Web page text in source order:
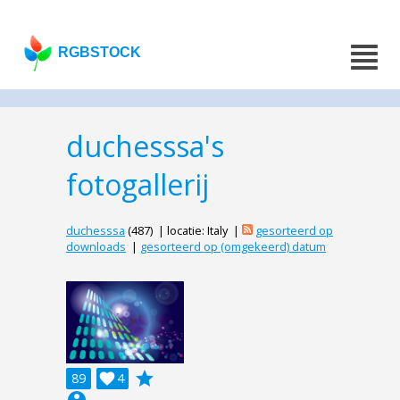
RGBSTOCK
duchesssa's
fotogallerij
duchesssa (487) | locatie: Italy |
gesorteerd op
downloads | gesorteerd op (omgekeerd) datum
89 4

grade